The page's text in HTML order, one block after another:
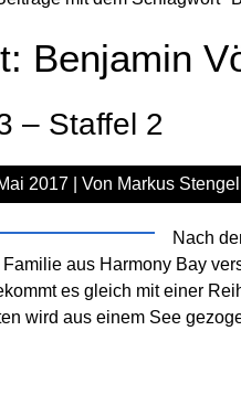
Benjamin
– Staffel 2
2017 | Von Markus
Nach
aus Harmony Bay
es gleich mit einer
wird aus einem See